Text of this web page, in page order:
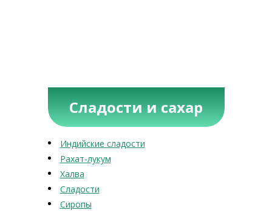
Сладости и сахар
Индийские сладости
Рахат-лукум
Халва
Сладости
Сиропы